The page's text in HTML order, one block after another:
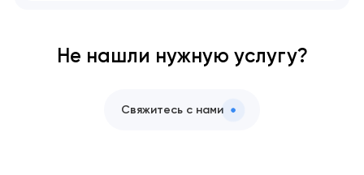
Не нашли нужную услугу?
Свяжитесь с нами